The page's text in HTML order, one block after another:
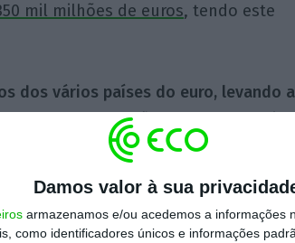
Damos valor à sua
armazenamos e/ou acedemos a informações
como identificadores únicos e informações
mil milhões de euros, tendo este
dos vários países do euro, levando a
0,5%.
Na sessão desta sexta-feira,
investidores a exigirem 0,51% para
que os 0,54% de Espanha.